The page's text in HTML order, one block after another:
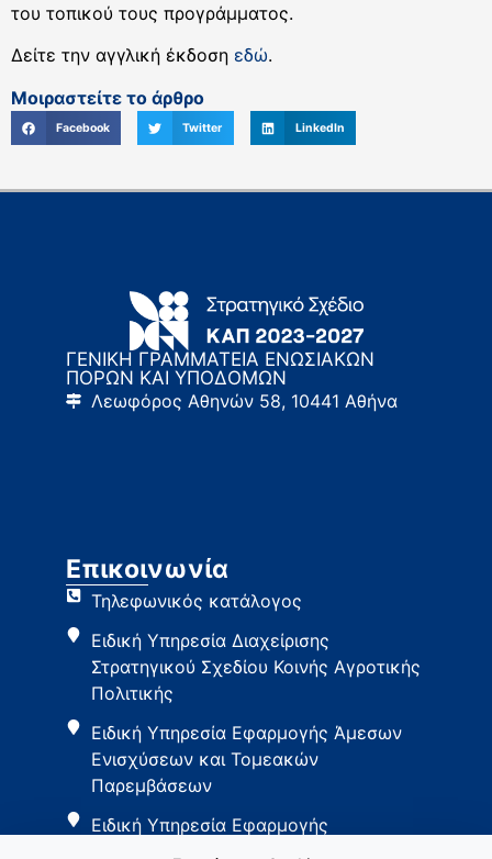
του τοπικού τους προγράμματος.
Δείτε την αγγλική έκδοση εδώ.
Μοιραστείτε το άρθρο
Facebook Twitter LinkedIn
ΓΕΝΙΚΗ ΓΡΑΜΜΑΤΕΙΑ ΕΝΩΣΙΑΚΩΝ
ΠΟΡΩΝ ΚΑΙ ΥΠΟΔΟΜΩΝ
Λεωφόρος Αθηνών 58, 10441 Αθήνα
Επικοινωνία
Τηλεφωνικός κατάλογος
Ειδική Υπηρεσία Διαχείρισης
Στρατηγικού Σχεδίου Κοινής Αγροτικής
Πολιτικής
Ειδική Υπηρεσία Εφαρμογής Άμεσων
Ενισχύσεων και Τομεακών
Παρεμβάσεων
Ειδική Υπηρεσία Εφαρμογής